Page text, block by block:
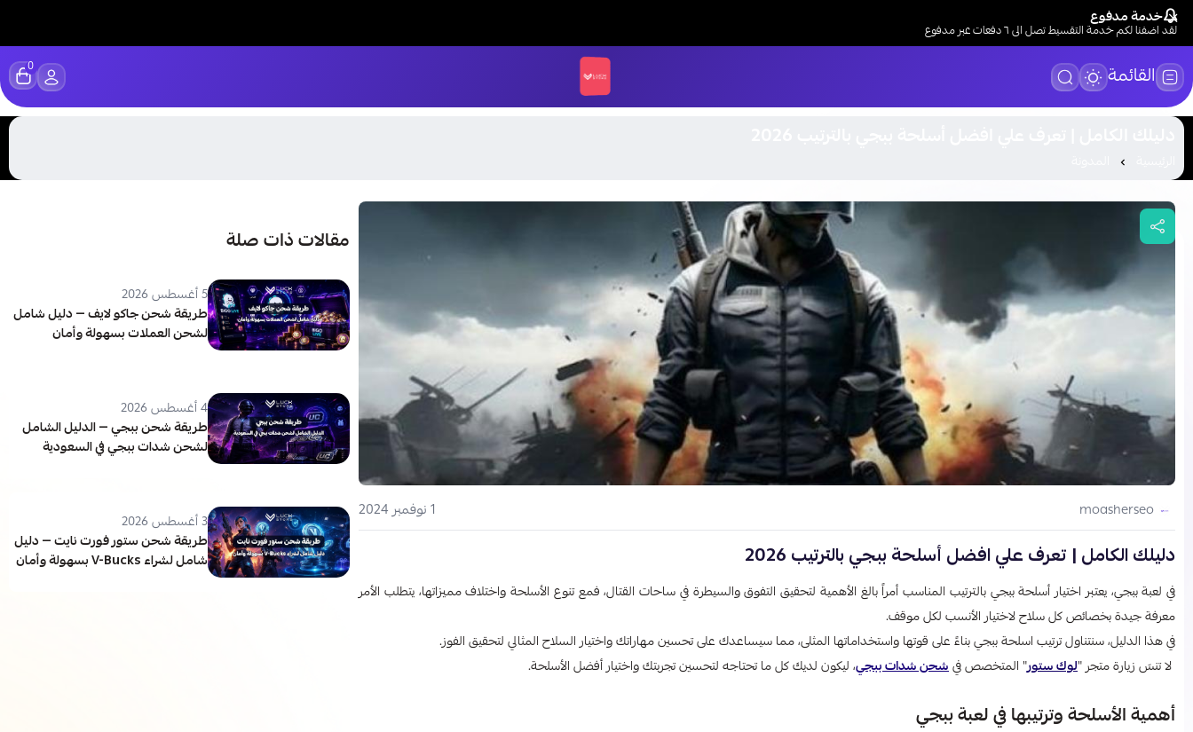
خدمة مدفوع
لقد اضفنا لكم خدمة التقسيط تصل الى ٦ دفعات عبر مدفوع
القائمة LUCK STORE
0
moasherseo 1 نوفمبر 2024
دليلك الكامل | تعرف علي افضل أسلحة ببجي بالترتيب 2026
في لعبة ببجي، يعتبر اختيار أسلحة ببجي بالترتيب المناسب أمراً بالغ الأهمية لتحقيق التفوق والسيطرة في ساحات القتال، فمع تنوع الأسلحة واختلاف مميزاتها، يتطلب الأمر
معرفة جيدة بخصائص كل سلاح لاختيار الأنسب لكل موقف.
في هذا الدليل، سنتناول ترتيب اسلحة ببجي بناءً على قوتها واستخداماتها المثلى، مما سيساعدك على تحسين مهاراتك واختيار السلاح المثالي لتحقيق الفوز.
لا تنسَ زيارة متجر "لوك ستور" المتخصص فيشحن شدات ببجي، ليكون لديك كل ما تحتاجه لتحسين تجربتك واختيار أفضل الأسلحة.
أهمية الأسلحة وترتيبها في لعبة ببجي
مقالات ذات صلة
5 أغسطس 2026
طريقة شحن جاكو لايف — دليل شامل
لشحن العملات بسهولة وأمان
4 أغسطس 2026
طريقة شحن ببجي — الدليل الشامل
لشحن شدات ببجي في السعودية
3 أغسطس 2026
طريقة شحن ستور فورت نايت — دليل
شامل لشراء V-Bucks بسهولة وأمان